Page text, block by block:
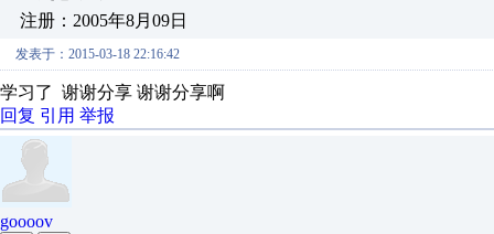
注册：2005年8月09日
发表于：2015-03-18 22:16:42
学习了 谢谢分享 谢谢分享啊
回复 引用 举报
goooov